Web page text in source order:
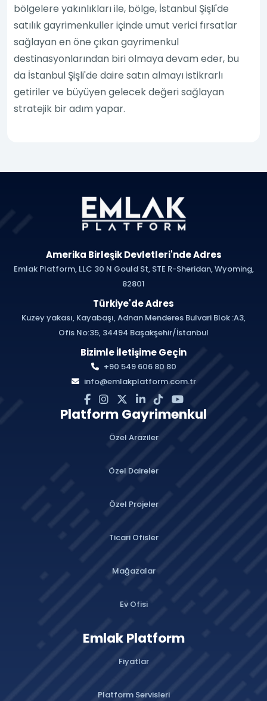
bölgelere yakınlıkları ile, bölge, İstanbul Şişli'de
satılık gayrimenkuller içinde umut verici fırsatlar
sağlayan en öne çıkan gayrimenkul
destinasyonlarından biri olmaya devam eder, bu
da İstanbul Şişli'de daire satın almayı istikrarlı
getiriler ve büyüyen gelecek değeri sağlayan
stratejik bir adım yapar.
Amerika Birleşik Devletleri'nde Adres
Emlak Platform, LLC 30 N Gould St, STE R-Sheridan, Wyoming,
82801
Türkiye'de Adres
Kuzey yakası, Kayabaşı, Adnan Menderes Bulvari Blok :A3,
Ofis No:35, 34494 Başakşehir/İstanbul
Bizimle İletişime Geçin
+90 549 606 80 80
info@emlakplatform.com.tr
Platform Gayrimenkul
Özel Araziler
Özel Daireler
Özel Projeler
Ticari Ofisler
Mağazalar
Ev Ofisi
Emlak Platform
Fiyatlar
Platform Servisleri